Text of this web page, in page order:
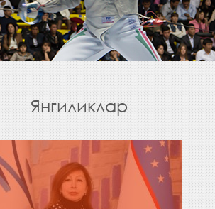
Янгиликлар